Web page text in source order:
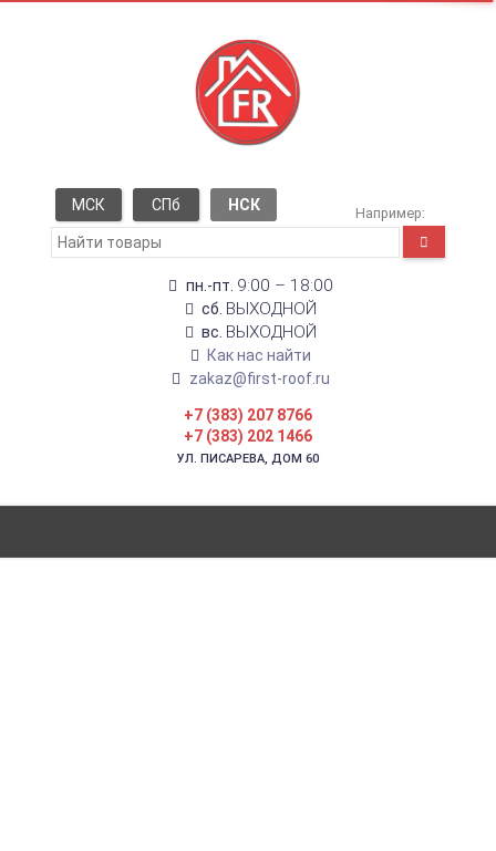
МСК СПб НСК Например:
пн.-пт. 9:00 – 18:00
сб. ВЫХОДНОЙ
вс. ВЫХОДНОЙ
Как нас найти
zakaz@first-roof.ru
+7 (383) 207 8766
+7 (383) 202 1466
УЛ. ПИСАРЕВА, ДОМ 60